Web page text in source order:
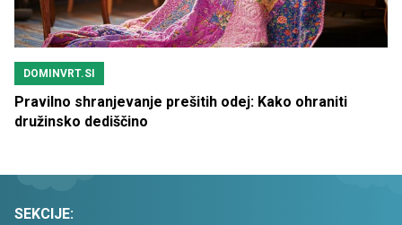
DOMINVRT.SI
Pravilno shranjevanje prešitih odej: Kako ohraniti
družinsko dediščino
SEKCIJE: